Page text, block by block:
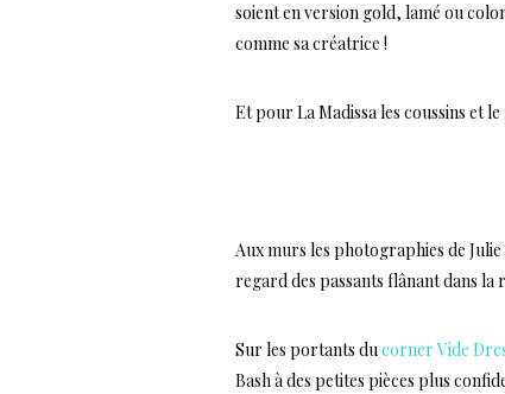
soient en version gold, lamé ou
comme sa créatrice !
Et pour La Madissa les coussins et
Aux murs les photographies de
regard des passants flânant dans la
Sur les portants ducorner Vide
Bash à des petites pièces plus